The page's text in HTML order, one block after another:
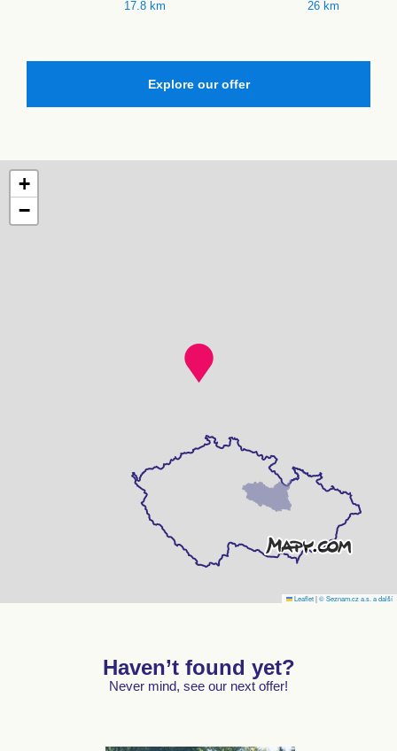
17.8 km 26 km
Explore our offer
+
−
Leaflet|© Seznam.cz a.s. a další
Haven’t found yet?
Never mind, see our next offer!